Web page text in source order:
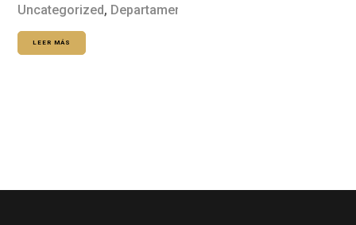
Uncategorized, Departamento de Hogar
LEER MÁS